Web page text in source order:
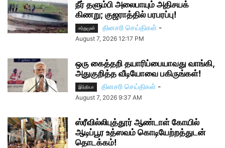
நீர் தளும்பி அலைபாயும் அதிசயக்
கிணறு; குஜராத்தில் பரபரப்பு!
சற்றுமுன் தினசரி செய்திகள் -
August 7, 2026 12:17 PM
ஒரு கைத்தறி தயாரிப்பையாவது வாங்கி,
அதுகுறித்த வீடியோவை பகிருங்கள்!
இந்தியா தினசரி செய்திகள் -
August 7, 2026 9:37 AM
ஸ்ரீவில்லிபுத்தூர் ஆண்டாள் கோயில்
ஆடிப்பூர உத்ஸவம் கொடியேற்றத்துடன்
தொடக்கம்!